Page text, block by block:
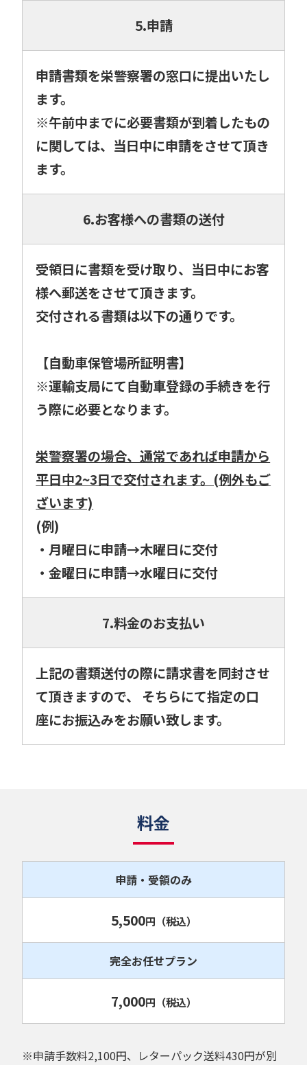
5.申請
申請書類を栄警察署の窓口に提出いたし
ます。
※午前中までに必要書類が到着したもの
に関しては、当日中に申請をさせて頂き
ます。
6.お客様への書類の送付
受領日に書類を受け取り、当日中にお客
様へ郵送をさせて頂きます。
交付される書類は以下の通りです。
【自動車保管場所証明書】
※運輸支局にて自動車登録の手続きを行
う際に必要となります。
栄警察署の場合、通常であれば申請から
平日中2~3日で交付されます。(例外もご
ざいます)
(例)
・月曜日に申請→木曜日に交付
・金曜日に申請→水曜日に交付
7.料金のお支払い
上記の書類送付の際に請求書を同封させ
て頂きますので、 そちらにて指定の口
座にお振込みをお願い致します。
料金
申請・受領のみ
5,500円 （税込）
完全お任せプラン
7,000円 （税込）
※申請手数料2,100円、レターパック送料430円が別